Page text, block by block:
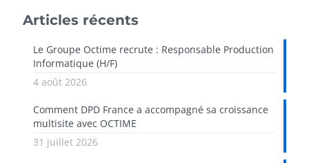
Articles récents
Le Groupe Octime recrute : Responsable Production
Informatique (H/F)
4 août 2026
Comment DPD France a accompagné sa croissance
multisite avec OCTIME
31 juillet 2026